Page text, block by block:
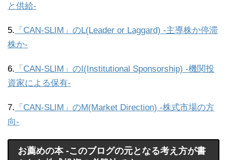
と供給-
5. 「CAN-SLIM」のL(Leader or Laggard) -主導株か停滞
株か-
6. 「CAN-SLIM」のI(Institutional Sponsorship) -機関投
資家による保有-
7. 「CAN-SLIM」のM(Market Direction) -株式市場の方
向-
お薦めの本 -このブログの元となる考え方が書